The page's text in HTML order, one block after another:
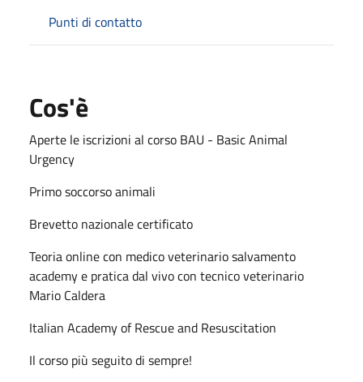
Punti di contatto
Cos'è
Aperte le iscrizioni al corso BAU - Basic Animal
Urgency
Primo soccorso animali
Brevetto nazionale certificato
Teoria online con medico veterinario salvamento
academy e pratica dal vivo con tecnico veterinario
Mario Caldera
Italian Academy of Rescue and Resuscitation
Il corso più seguito di sempre!